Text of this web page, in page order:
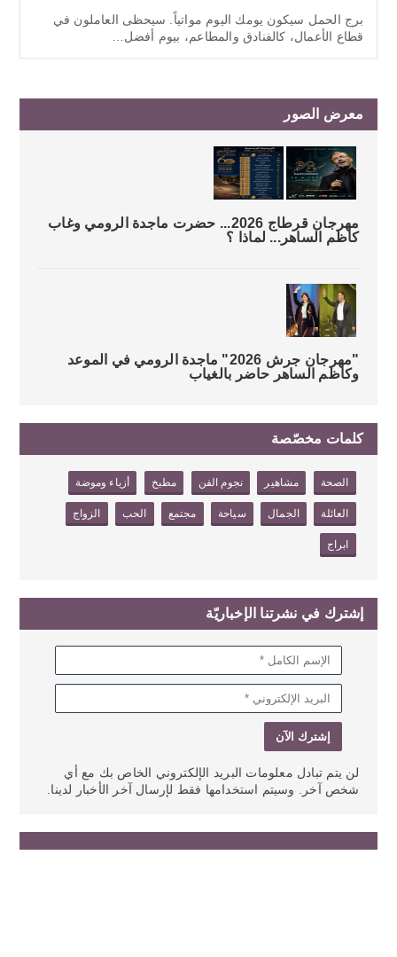
برج الحمل سيكون يومك اليوم مواتياً. سيحظى العاملون في
قطاع الأعمال، كالفنادق والمطاعم، بيوم أفضل…
معرض الصور
مهرجان قرطاج 2026... حضرت ماجدة الرومي وغاب
كاظم الساهر... لماذا ؟
"مهرجان جرش 2026" ماجدة الرومي في الموعد
وكاظم الساهر حاضر بالغياب
كلمات مخصّصة
الصحة مشاهير نجوم الفن مطبخ أزياء وموضة
العائلة الجمال سياحة مجتمع الحب الزواج
ابراج
إشترك في نشرتنا الإخباريّة
لن يتم تبادل معلومات البريد الإلكتروني الخاص بك مع أي
شخص آخر. وسيتم استخدامها فقط لإرسال آخر الأخبار لدينا.